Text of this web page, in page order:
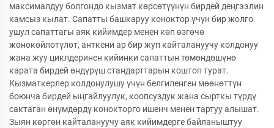
максималдуу болгондо кызмат көрсөтүүнүн бирдей деңгээлин
камсыз кылат. Сапатты башкаруу коноктор үчүн бир жолго
ушул сапаттагы аяк кийимдер менен көп өзгөчө
жөнөкөйлөтүлөт, анткени ар бир жуп кайталануучу колдонуу
жана жуу циклдеринен кийинки сапаттын төмөндөшүнө
карата бирдей өндүрүш стандарттарын коштоп турат.
Кызматкерлер колдонулушу үчүн белгиленген мөөнөттүн
боюнча бирдей ыңгайлуулук, коопсуздук жана сырткы түрдү
сактаган өнүмдөрдү конокторго ишенч менен тартуу алышат.
Зыян көргөн кайталануучу аяк кийимдерге байланыштуу